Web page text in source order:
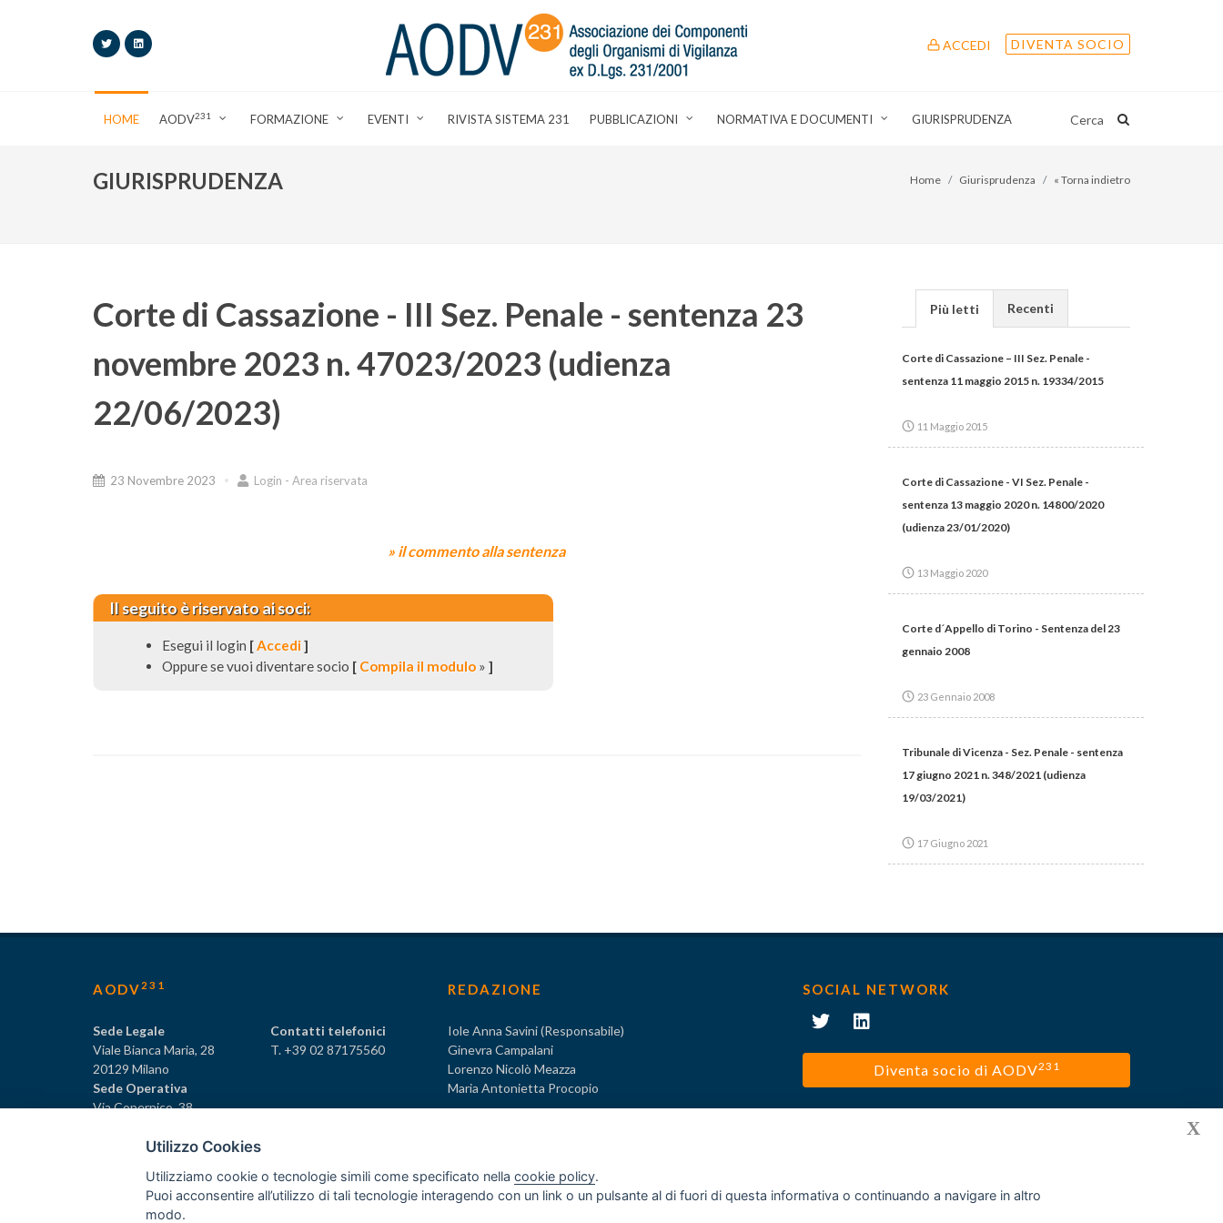
ACCEDI DIVENTA SOCIO
HOME AODV231 FORMAZIONE EVENTI RIVISTA SISTEMA 231 PUBBLICAZIONI NORMATIVA E DOCUMENTI GIURISPRUDENZA Cerca
GIURISPRUDENZA Home Giurisprudenza « Torna indietro
Corte di Cassazione - III Sez. Penale - sentenza 23
novembre 2023 n. 47023/2023 (udienza
22/06/2023)
23 Novembre 2023 Login - Area riservata
» il commento alla sentenza
Il seguito è riservato ai soci:
Esegui il login [Accedi]
Oppure se vuoi diventare socio [ Compila il modulo » ]
Più letti Recenti
Corte di Cassazione – III Sez. Penale -
sentenza 11 maggio 2015 n. 19334/2015
11 Maggio 2015
Corte di Cassazione - VI Sez. Penale -
sentenza 13 maggio 2020 n. 14800/2020
(udienza 23/01/2020)
13 Maggio 2020
Corte d´Appello di Torino - Sentenza del 23
gennaio 2008
23 Gennaio 2008
Tribunale di Vicenza - Sez. Penale - sentenza
17 giugno 2021 n. 348/2021 (udienza
19/03/2021)
17 Giugno 2021
AODV 231
Sede Legale
Viale Bianca Maria, 28
20129 Milano
Sede Operativa
Via Copernico, 38
Contatti telefonici
T. +39 02 87175560
REDAZIONE
Iole Anna Savini (Responsabile)
Ginevra Campalani
Lorenzo Nicolò Meazza
Maria Antonietta Procopio
SOCIAL NETWORK
Diventa socio di AODV231
© Tutti i diritti riservati AODV
Utilizzo Cookies
Utilizziamo cookie o tecnologie simili come specificato nella cookie policy.
Puoi acconsentire all’utilizzo di tali tecnologie interagendo con un link o un pulsante al di fuori di questa informativa o continuando a navigare in altro
modo.
X